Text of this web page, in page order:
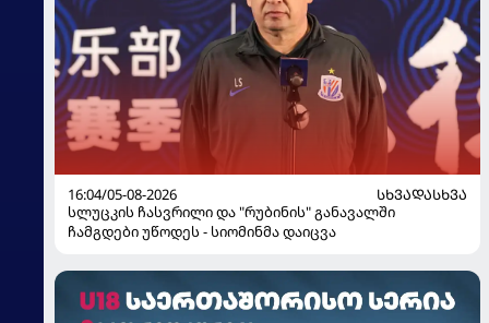
16:04/05-08-2026
ᲡᲮᲕᲐᲓᲐᲡᲮᲕᲐ
სლუცკის ჩასვრილი და "რუბინის" განავალში
ჩამგდები უწოდეს - სიომინმა დაიცვა